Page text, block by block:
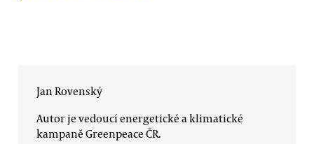
Jan Rovenský
Autor je vedoucí energetické a klimatické
kampaně Greenpeace ČR.